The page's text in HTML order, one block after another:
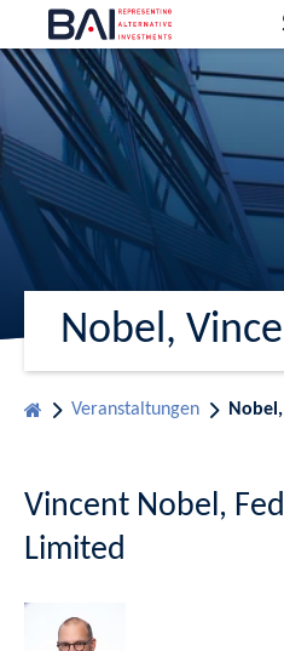
Nobel,
Veranstaltungen
Vincent Nobel,
Limited